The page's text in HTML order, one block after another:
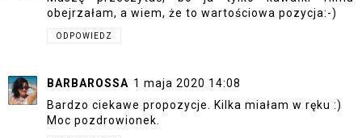
obejrzałam, a wiem, że to wartościowa pozycja:-)
ODPOWIEDZ
BARBAROSSA 1 maja 2020 14:08
Bardzo ciekawe propozycje. Kilka miałam w ręku :)
Moc pozdrowionek.